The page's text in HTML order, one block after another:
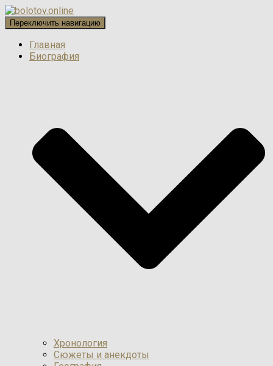
Переключить навигацию
Главная
Биография
Хронология
Сюжеты и анекдоты